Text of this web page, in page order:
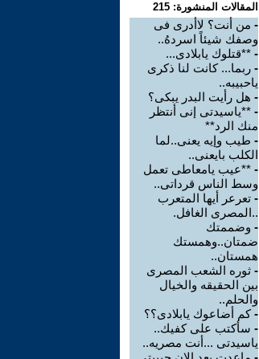
المقالات المنشورة: 215
- من أنت؟ لاأدرى فى
وصفك شيئاً اسردهُ..
- **قتلوك يابلادى...
- ربما... كانت لنا ذكرى
ياحبيبه..
- هل رأيت البدر يبكى؟
- **ياسيدتى إنى أنتظر
منك الرد**
- طيب وإيه يعنى..لما
الكلب بايعنى..
- **عيب يامعاطى تعمل
وسط الناس قرداتى..
- تعرعر أيها المتعرب
..المصرى الغافل.
- وضممتك
ضمتان..وهمستك
همستان..
- ثوره الشعب المصرى
بين الحقيقه والخيال
والحلم..
-كم أضاعوك يابلادى؟؟
- سأكتب على كفيك..
ياسيدتى ...أنت مصريه..